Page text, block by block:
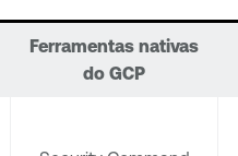
Ferramentas nativas
do GCP